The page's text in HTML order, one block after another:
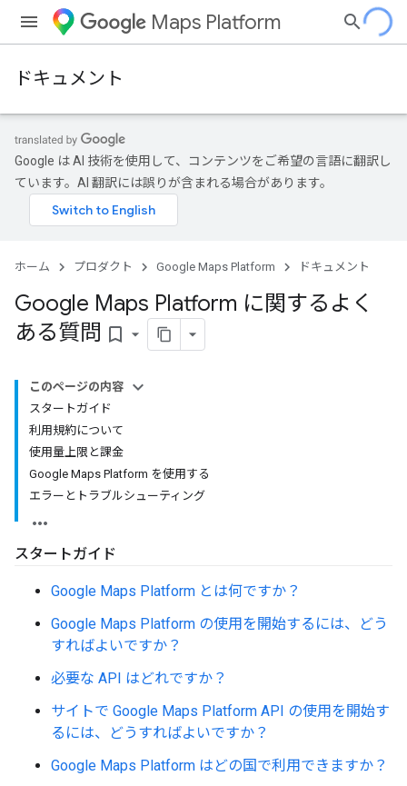
Maps Platform
ドキュメント
Google は AI 技術を使用して、コンテンツをご希望の言語に翻訳し
ています。AI 翻訳には誤りが含まれる場合があります。
ホーム プロダクト Google Maps Platform ドキュメント
Google Maps Platform に関するよく
ある質問 bookmark_border
このページの内容
スタートガイド
利用規約について
使用量上限と課金
Google Maps Platform を使用する
エラーとトラブルシューティング
スタートガイド
Google Maps Platform とは何ですか？
Google Maps Platform の使用を開始するには、どう
すればよいですか？
必要な API はどれですか？
サイトで Google Maps Platform API の使用を開始す
るには、どうすればよいですか？
Google Maps Platform はどの国で利用できますか？